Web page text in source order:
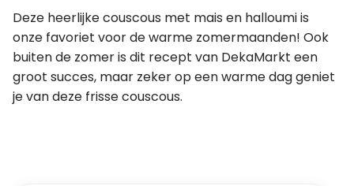
Deze heerlijke couscous met mais en halloumi is
onze favoriet voor de warme zomermaanden! Ook
buiten de zomer is dit recept van DekaMarkt een
groot succes, maar zeker op een warme dag geniet
je van deze frisse couscous.